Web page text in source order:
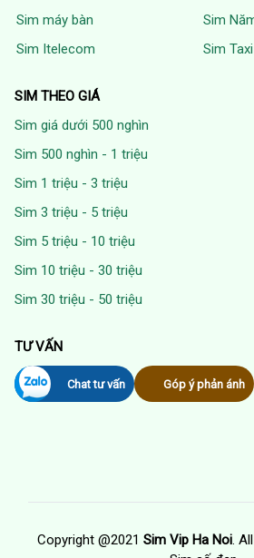
Sim máy bàn
Sim Itelecom
Sim
Sim Taxi
SIM THEO GIÁ
Sim giá dưới 500 nghìn
Sim 500 nghìn - 1 triệu
Sim 1 triệu - 3 triệu
Sim 3 triệu - 5 triệu
Sim 5 triệu - 10 triệu
Sim 10 triệu - 30 triệu
Sim 30 triệu - 50 triệu
TƯ VẤN
Chat tư vấn Góp ý phản ánh
Copyright @2021 Sim Vip Ha Noi.